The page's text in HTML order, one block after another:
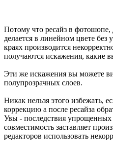
Потому что ресайз в
делается в линейном цвете без
краях производится
получаются искажения, какие
Эти же искажения вы можете
полупрозрачных слоев.
Никак нельзя этого избежать,
коррекцию а после ресайза
Увы - последствия упрощенных
совместимость заставляет
редакторов использовать